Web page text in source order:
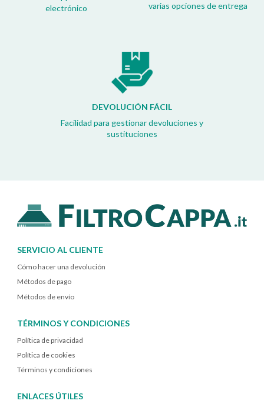
electrónico
varias opciones de entrega
DEVOLUCIÓN FÁCIL
Facilidad para gestionar devoluciones y
sustituciones
SERVICIO AL CLIENTE
Cómo hacer una devolución
Métodos de pago
Métodos de envío
TÉRMINOS Y CONDICIONES
Política de privacidad
Política de cookies
Términos y condiciones
ENLACES ÚTILES